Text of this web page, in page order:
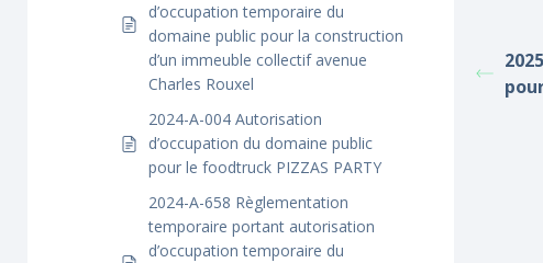
d’occupation temporaire du
domaine public pour la construction
d’un immeuble collectif avenue
Charles Rouxel
2024-A-004 Autorisation
d’occupation du domaine public
pour le foodtruck PIZZAS PARTY
2024-A-658 Règlementation
temporaire portant autorisation
d’occupation temporaire du